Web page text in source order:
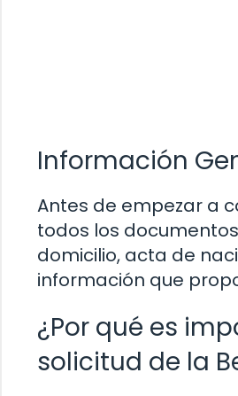
Información
Antes de empezar a
todos los
domicilio, acta de
información que
¿Por qué es
solicitud de la